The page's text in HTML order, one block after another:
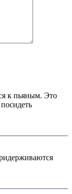
к пьяным. Это